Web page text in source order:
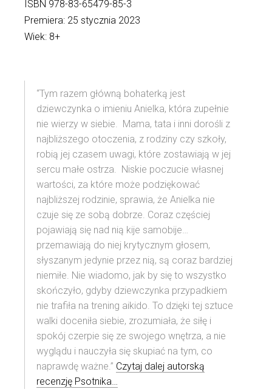
ISBN 978-83-65479-85-3
Premiera: 25 stycznia 2023
Wiek: 8+
“Tym razem główną bohaterką jest
dziewczynka o imieniu Anielka, która zupełnie
nie wierzy w siebie. Mama, tata i inni dorośli z
najbliższego otoczenia, z rodziny czy szkoły,
robią jej czasem uwagi, które zostawiają w jej
sercu małe ostrza. Niskie poczucie własnej
wartości, za które może podziękować
najbliższej rodzinie, sprawia, że Anielka nie
czuje się ze sobą dobrze. Coraz częściej
pojawiają się nad nią kije samobije…
przemawiają do niej krytycznym głosem,
słyszanym jedynie przez nią, są coraz bardziej
niemiłe. Nie wiadomo, jak by się to wszystko
skończyło, gdyby dziewczynka przypadkiem
nie trafiła na trening aikido. To dzięki tej sztuce
walki doceniła siebie, zrozumiała, że siłę i
spokój czerpie się ze swojego wnętrza, a nie
wyglądu i nauczyła się skupiać na tym, co
naprawdę ważne.” Czytaj dalej autorską
recenzję Psotnika…